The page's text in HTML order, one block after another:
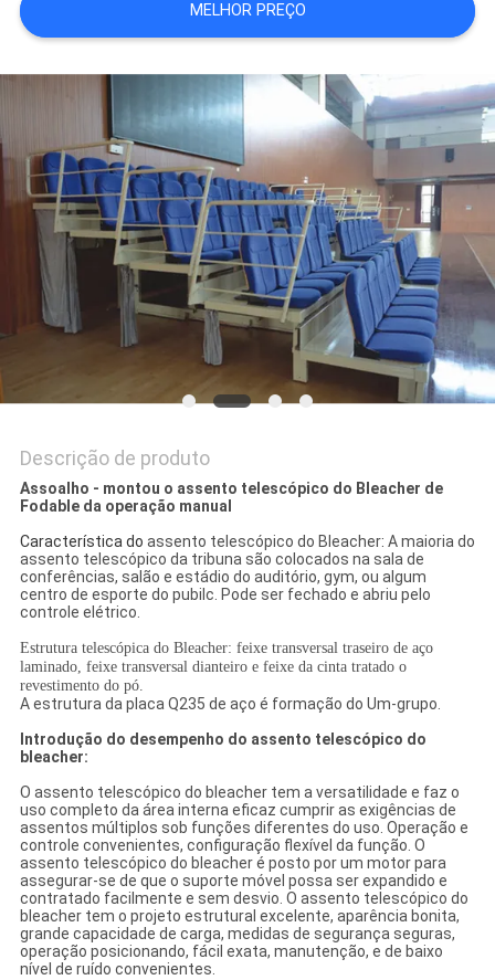
MAPA
DO
PRIVACY
POLICY
MELHOR PREÇO
Descrição de produto
Assoalho - montou o assento telescópico do Bleacher de
Fodable da operação manual
Característica do assento telescópico do Bleacher: A maioria do
assento telescópico da tribuna são colocados na sala de
conferências, salão e estádio do auditório, gym, ou algum
centro de esporte do pubilc. Pode ser fechado e abriu pelo
controle elétrico.
Estrutura telescópica do Bleacher: feixe transversal traseiro de aço
laminado, feixe transversal dianteiro e feixe da cinta tratado o
revestimento do pó.
A estrutura da placa Q235 de aço é formação do Um-grupo.
Introdução do desempenho do assento telescópico do
bleacher:
O assento telescópico do bleacher tem a versatilidade e faz o
uso completo da área interna eficaz cumprir as exigências de
assentos múltiplos sob funções diferentes do uso. Operação e
controle convenientes, configuração flexível da função. O
assento telescópico do bleacher é posto por um motor para
assegurar-se de que o suporte móvel possa ser expandido e
contratado facilmente e sem desvio. O assento telescópico do
bleacher tem o projeto estrutural excelente, aparência bonita,
grande capacidade de carga, medidas de segurança seguras,
operação posicionando, fácil exata, manutenção, e de baixo
nível de ruído convenientes.